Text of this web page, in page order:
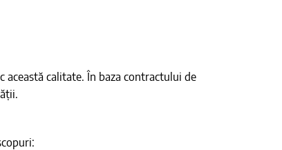
această calitate. În baza contractului de